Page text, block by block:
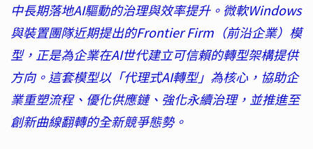
中長期落地AI驅動的治理與效率提升。微軟Windows
與裝置團隊近期提出的Frontier Firm（前沿企業）模
型，正是為企業在AI世代建立可信賴的轉型架構提供
方向。這套模型以「代理式AI轉型」為核心，協助企
業重塑流程、優化供應鏈、強化永續治理，並推進至
創新曲線翻轉的全新競爭態勢。